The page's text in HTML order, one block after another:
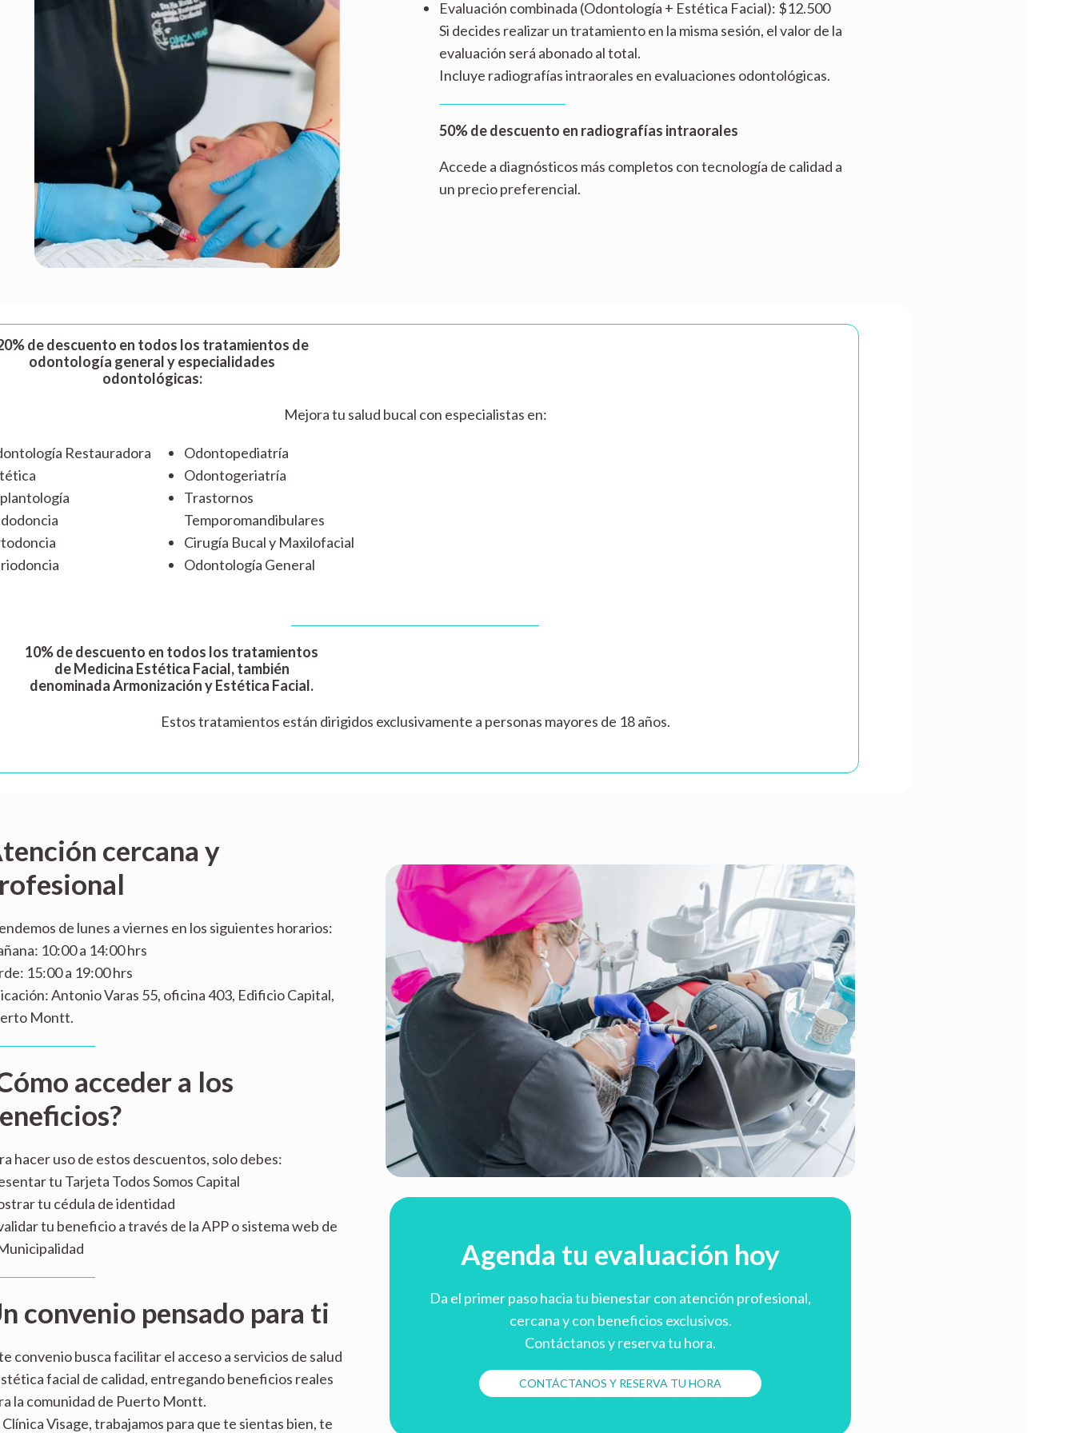
Evaluación combinada (Odontología + Estética Facial): $12.500
Si decides realizar un tratamiento en la misma sesión, el valor de la
evaluación será abonado al total.
Incluye radiografías intraorales en evaluaciones odontológicas.
50% de descuento en radiografías intraorales
Accede a diagnósticos más completos con tecnología de calidad a
un precio preferencial.
de descuento en todos los tratamientos de
odontología general y especialidades
odontológicas:
Mejora tu salud bucal con especialistas en:
Restauradora
Odontopediatría
Odontogeriatría
Trastornos
Temporomandibulares
Cirugía Bucal y Maxilofacial
Odontología General
10% de descuento en todos los tratamientos
de Medicina Estética Facial, también
denominada Armonización y Estética Facial.
Estos tratamientos están dirigidos exclusivamente a personas mayores de 18 años.
cercana y
de lunes a viernes en los siguientes horarios:
10:00 a 14:00 hrs
15:00 a 19:00 hrs
Antonio Varas 55, oficina 403, Edificio Capital,
Montt.
acceder a los
hacer uso de estos descuentos, solo debes:
tu Tarjeta Todos Somos Capital
tu cédula de identidad
tu beneficio a través de la APP o sistema web de
convenio pensado para ti
convenio busca facilitar el acceso a servicios de salud
facial de calidad, entregando beneficios reales
la comunidad de Puerto Montt.
Clínica Visage, trabajamos para que te sientas bien, te
Agenda tu evaluación hoy
Da el primer paso hacia tu bienestar con atención profesional,
cercana y con beneficios exclusivos.
Contáctanos y reserva tu hora.
CONTÁCTANOS Y RESERVA TU HORA